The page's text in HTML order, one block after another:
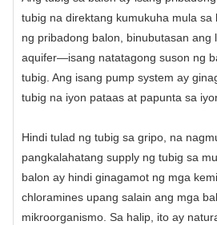
tubig na direktang kumukuha mula sa
ng pribadong balon, binubutasan ang
aquifer—isang natatagong suson ng
tubig. Ang isang pump system ay
tubig na iyon pataas at papunta sa
Hindi tulad ng tubig sa gripo, na
pangkalahatang supply ng tubig sa
balon ay hindi ginagamot ng mga
chloramines upang salain ang mga
mikroorganismo. Sa halip, ito ay